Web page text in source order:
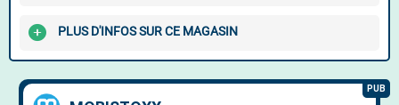
PLUS D'INFOS SUR CE MAGASIN